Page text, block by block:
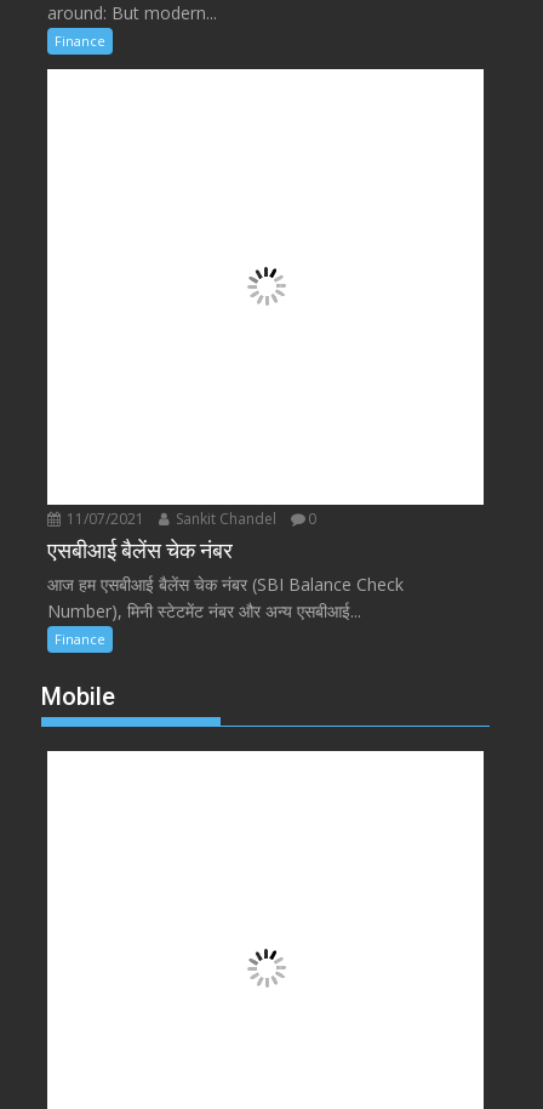
around: But modern...
Finance
11/07/2021 Sankit Chandel 0
एसबीआई बैलेंस चेक नंबर
आज हम एसबीआई बैलेंस चेक नंबर (SBI Balance Check
Number), मिनी स्टेटमेंट नंबर और अन्य एसबीआई...
Finance
Mobile